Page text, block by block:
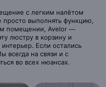
с легким налётом
выполнять функцию,
помещении, Avelor —
люстру в корзину и
Если остались
всегда на связи и с
во всех нюансах.